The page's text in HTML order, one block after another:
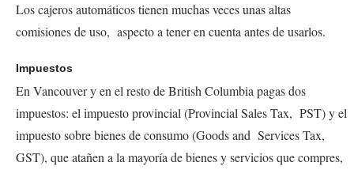
Los cajeros automáticos tienen muchas veces unas altas
comisiones de uso, aspecto a tener en cuenta antes de usarlos.
Impuestos
En Vancouver y en el resto de British Columbia pagas dos
impuestos: el impuesto provincial (Provincial Sales Tax, PST) y el
impuesto sobre bienes de consumo (Goods and Services Tax,
GST), que atañen a la mayoría de bienes y servicios que compres,